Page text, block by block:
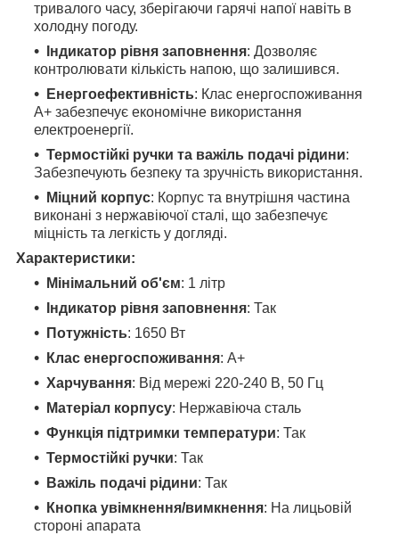
тривалого часу, зберігаючи гарячі напої навіть в
холодну погоду.
Індикатор рівня заповнення: Дозволяє
контролювати кількість напою, що залишився.
Енергоефективність: Клас енергоспоживання
A+ забезпечує економічне використання
електроенергії.
Термостійкі ручки та важіль подачі рідини:
Забезпечують безпеку та зручність використання.
Міцний корпус: Корпус та внутрішня частина
виконані з нержавіючої сталі, що забезпечує
міцність та легкість у догляді.
Характеристики:
Мінімальний об'єм: 1 літр
Індикатор рівня заповнення: Так
Потужність: 1650 Вт
Клас енергоспоживання: A+
Харчування: Від мережі 220-240 В, 50 Гц
Матеріал корпусу: Нержавіюча сталь
Функція підтримки температури: Так
Термостійкі ручки: Так
Важіль подачі рідини: Так
Кнопка увімкнення/вимкнення: На лицьовій
стороні апарата